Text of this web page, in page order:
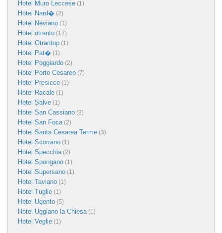
Hotel Muro Leccese (1)
Hotel Nard� (2)
Hotel Neviano (1)
Hotel otranto (17)
Hotel Otrantop (1)
Hotel Pat� (1)
Hotel Poggiardo (2)
Hotel Porto Cesareo (7)
Hotel Presicce (1)
Hotel Racale (1)
Hotel Salve (1)
Hotel San Cassiano (3)
Hotel San Foca(2)
Hotel Santa Cesarea Terme (3)
Hotel Scorrano (1)
Hotel Specchia(2)
Hotel Spongano (1)
Hotel Supersano (1)
Hotel Taviano (1)
Hotel Tuglie (1)
Hotel Ugento (5)
Hotel Uggiano la Chiesa(1)
Hotel Veglie (1)